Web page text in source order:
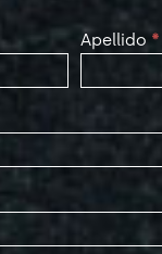
Apellido *